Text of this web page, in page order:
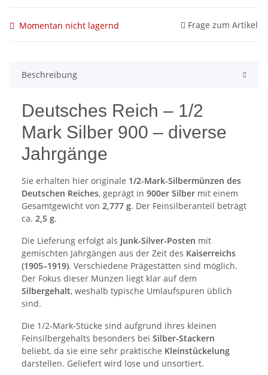
Momentan nicht lagernd Frage zum Artikel
Beschreibung
Deutsches Reich – 1/2
Mark Silber 900 – diverse
Jahrgänge
Sie erhalten hier originale 1/2-Mark-Silbermünzen des
Deutschen Reiches, geprägt in 900er Silber mit einem
Gesamtgewicht von 2,777 g. Der Feinsilberanteil beträgt
ca. 2,5 g.
Die Lieferung erfolgt als Junk-Silver-Posten mit
gemischten Jahrgängen aus der Zeit des Kaiserreichs
(1905–1919). Verschiedene Prägestätten sind möglich.
Der Fokus dieser Münzen liegt klar auf dem
Silbergehalt, weshalb typische Umlaufspuren üblich
sind.
Die 1/2-Mark-Stücke sind aufgrund ihres kleinen
Feinsilbergehalts besonders bei Silber-Stackern
beliebt, da sie eine sehr praktische Kleinstückelung
darstellen. Geliefert wird lose und unsortiert.